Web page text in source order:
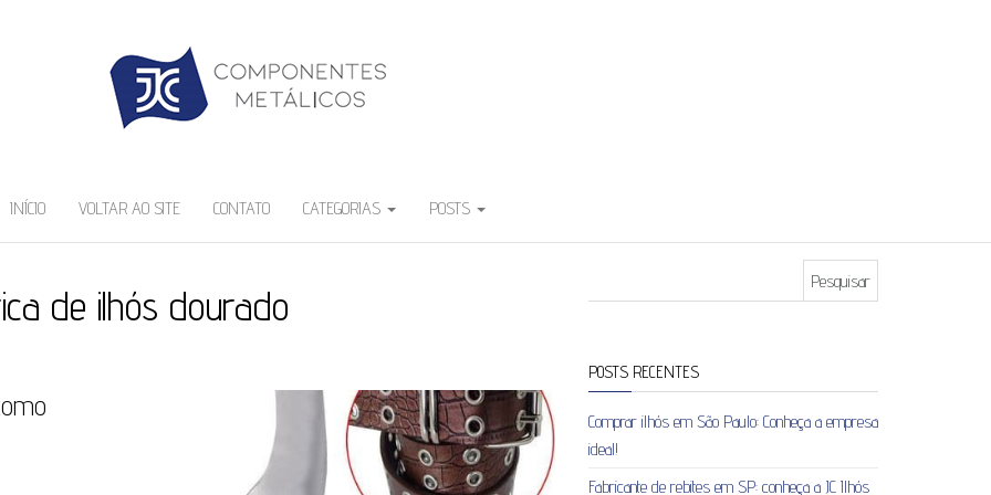
INÍCIO VOLTAR AO SITE CONTATO CATEGORIAS POSTS
de ilhós dourado
POSTS RECENTES
Comprar ilhós em São Paulo: Conheça a empresa
ideal!
Fabricante de rebites em SP: conheça a JC Ilhós